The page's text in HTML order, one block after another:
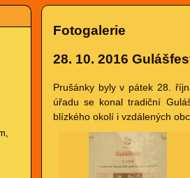
Fotogalerie
28. 10. 2016
Prušánky byly v pátek 28.
úřadu se konal tradiční
blízkého okolí i vzdálených